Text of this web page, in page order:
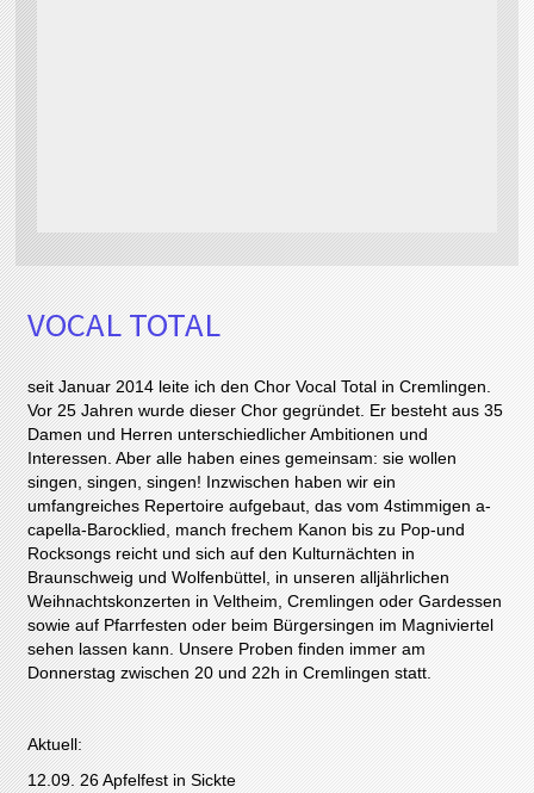
VOCAL TOTAL
seit Januar 2014 leite ich den Chor Vocal Total in Cremlingen.
Vor 25 Jahren wurde dieser Chor gegründet. Er besteht aus 35
Damen und Herren unterschiedlicher Ambitionen und
Interessen. Aber alle haben eines gemeinsam: sie wollen
singen, singen, singen! Inzwischen haben wir ein
umfangreiches Repertoire aufgebaut, das vom 4stimmigen a-
capella-Barocklied, manch frechem Kanon bis zu Pop-und
Rocksongs reicht und sich auf den Kulturnächten in
Braunschweig und Wolfenbüttel, in unseren alljährlichen
Weihnachtskonzerten in Veltheim, Cremlingen oder Gardessen
sowie auf Pfarrfesten oder beim Bürgersingen im Magniviertel
sehen lassen kann. Unsere Proben finden immer am
Donnerstag zwischen 20 und 22h in Cremlingen statt.
Aktuell:
12.09. 26 Apfelfest in Sickte